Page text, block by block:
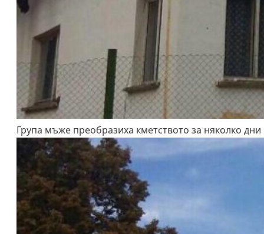
Група мъже преобразиха кметството за няколко дни